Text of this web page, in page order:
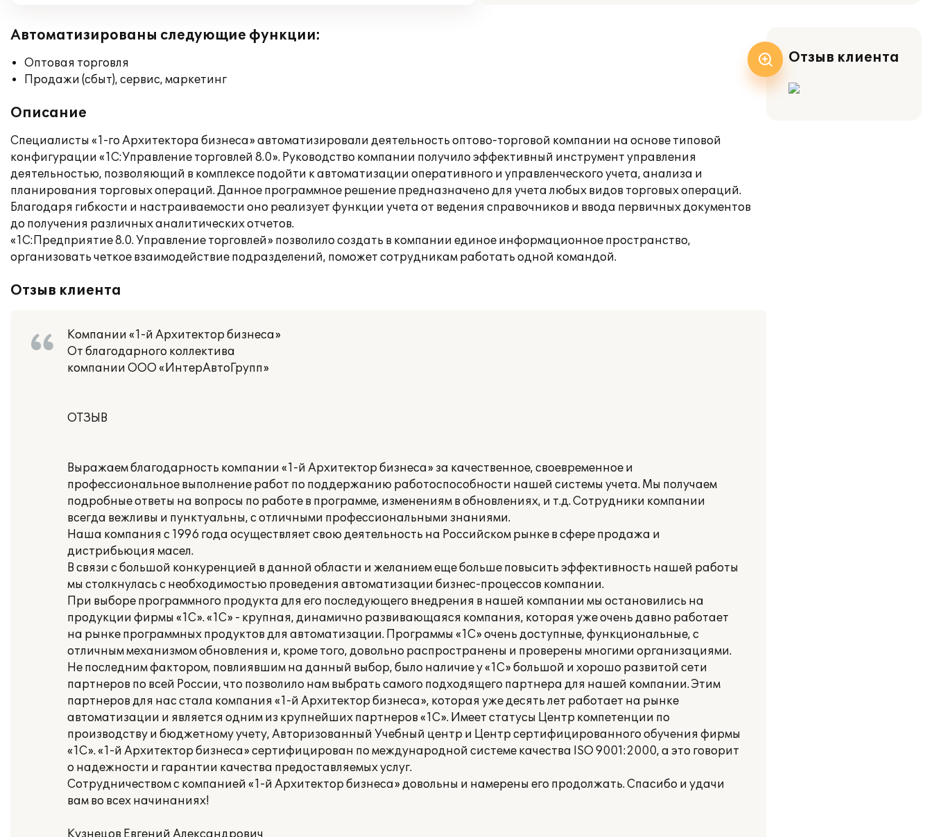
Автоматизированы следующие функции:
Оптовая торговля
Продажи (сбыт), сервис, маркетинг
Описание
Специалисты «1-го Архитектора бизнеса» автоматизировали деятельность оптово-торговой компании на основе типовой
конфигурации «1С:Управление торговлей 8.0». Руководство компании получило эффективный инструмент управления
деятельностью, позволяющий в комплексе подойти к автоматизации оперативного и управленческого учета, анализа и
планирования торговых операций. Данное программное решение предназначено для учета любых видов торговых операций.
Благодаря гибкости и настраиваемости оно реализует функции учета от ведения справочников и ввода первичных документов
до получения различных аналитических отчетов.
«1С:Предприятие 8.0. Управление торговлей» позволило создать в компании единое информационное пространство,
организовать четкое взаимодействие подразделений, поможет сотрудникам работать одной командой.
Отзыв клиента
Компании «1-й Архитектор бизнеса»
От благодарного коллектива
компании ООО «ИнтерАвтоГрупп»
ОТЗЫВ
Выражаем благодарность компании «1-й Архитектор бизнеса» за качественное, своевременное и
профессиональное выполнение работ по поддержанию работоспособности нашей системы учета. Мы получаем
подробные ответы на вопросы по работе в программе, изменениям в обновлениях, и т.д. Сотрудники компании
всегда вежливы и пунктуальны, с отличными профессиональными знаниями.
Наша компания с 1996 года осуществляет свою деятельность на Российском рынке в сфере продажа и
дистрибьюция масел.
В связи с большой конкуренцией в данной области и желанием еще больше повысить эффективность нашей работы
мы столкнулась с необходимостью проведения автоматизации бизнес-процессов компании.
При выборе программного продукта для его последующего внедрения в нашей компании мы остановились на
продукции фирмы «1С». «1С» - крупная, динамично развивающаяся компания, которая уже очень давно работает
на рынке программных продуктов для автоматизации. Программы «1С» очень доступные, функциональные, с
отличным механизмом обновления и, кроме того, довольно распространены и проверены многими организациями.
Не последним фактором, повлиявшим на данный выбор, было наличие у «1С» большой и хорошо развитой сети
партнеров по всей России, что позволило нам выбрать самого подходящего партнера для нашей компании. Этим
партнеров для нас стала компания «1-й Архитектор бизнеса», которая уже десять лет работает на рынке
автоматизации и является одним из крупнейших партнеров «1С». Имеет статусы Центр компетенции по
производству и бюджетному учету, Авторизованный Учебный центр и Центр сертифицированного обучения фирмы
«1С». «1-й Архитектор бизнеса» сертифицирован по международной системе качества ISO 9001:2000, а это говорит
о надежности и гарантии качества предоставляемых услуг.
Сотрудничеством с компанией «1-й Архитектор бизнеса» довольны и намерены его продолжать. Спасибо и удачи
вам во всех начинаниях!
Кузнецов Евгений Александрович
Отзыв клиента